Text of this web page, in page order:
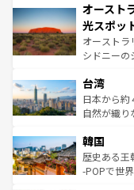
部のニュー
文化が魅力
しみながら
るだろう。
情報は
ワイ島は見
島だが、静
おすすめ。
文化や歴史
人々、おい
ク、伝統的
っている。
はコンテン
オースト
光スポッ
オーストラ
シドニーの
リアリーフ
ク）、タス
ど、見どこ
いる。アク
ビング、ハ
い。オース
台湾
日本から約
自然が織り
ン）、静ひ
と山間の静
驚きをもた
韓国
歴史ある王
-POPで世